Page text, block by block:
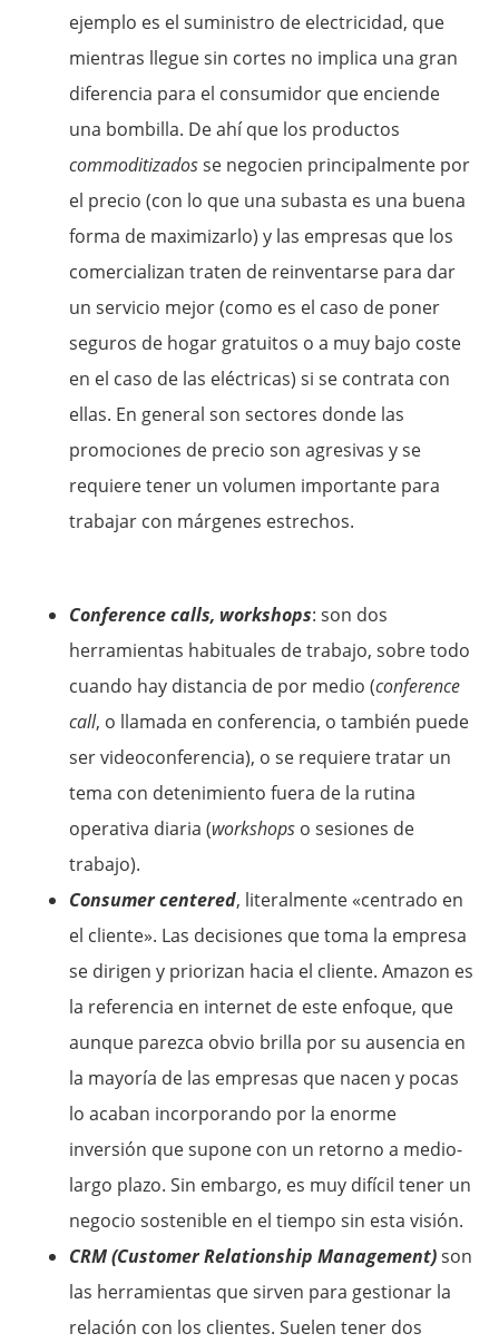
ejemplo es el suministro de electricidad, que
mientras llegue sin cortes no implica una gran
diferencia para el consumidor que enciende
una bombilla. De ahí que los productos
commoditizadosse negocien principalmente por
el precio (con lo que una subasta es una buena
forma de maximizarlo) y las empresas que los
comercializan traten de reinventarse para dar
un servicio mejor (como es el caso de poner
seguros de hogar gratuitos o a muy bajo coste
en el caso de las eléctricas) si se contrata con
ellas. En general son sectores donde las
promociones de precio son agresivas y se
requiere tener un volumen importante para
trabajar con márgenes estrechos.
Conference calls, workshops: son dos
herramientas habituales de trabajo, sobre todo
cuando hay distancia de por medio (conference
call, o llamada en conferencia, o también puede
ser videoconferencia), o se requiere tratar un
tema con detenimiento fuera de la rutina
operativa diaria (workshops o sesiones de
trabajo).
Consumer centered, literalmente «centrado en
el cliente». Las decisiones que toma la empresa
se dirigen y priorizan hacia el cliente. Amazon es
la referencia en internet de este enfoque, que
aunque parezca obvio brilla por su ausencia en
la mayoría de las empresas que nacen y pocas
lo acaban incorporando por la enorme
inversión que supone con un retorno a medio-
largo plazo. Sin embargo, es muy difícil tener un
negocio sostenible en el tiempo sin esta visión.
CRM (Customer Relationship Management)son
las herramientas que sirven para gestionar la
relación con los clientes. Suelen tener dos